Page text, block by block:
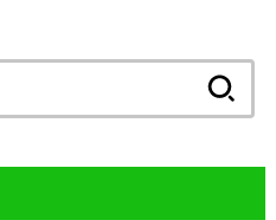
索: